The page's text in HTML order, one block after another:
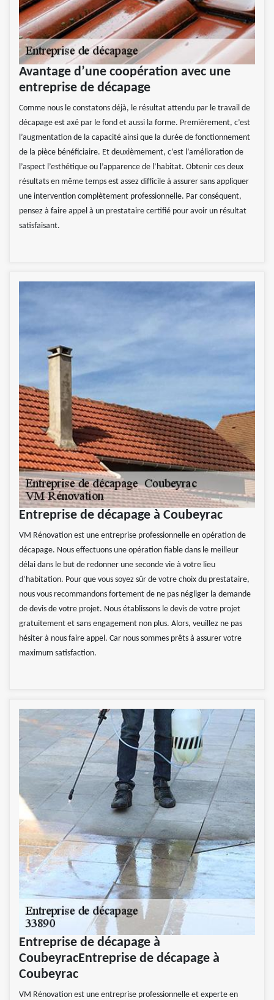
Avantage d’une coopération avec une
entreprise de décapage
Comme nous le constatons déjà, le résultat attendu par le travail de
décapage est axé par le fond et aussi la forme. Premièrement, c’est
l’augmentation de la capacité ainsi que la durée de fonctionnement
de la pièce bénéficiaire. Et deuxièmement, c’est l’amélioration de
l’aspect l’esthétique ou l’apparence de l’habitat. Obtenir ces deux
résultats en même temps est assez difficile à assurer sans appliquer
une intervention complètement professionnelle. Par conséquent,
pensez à faire appel à un prestataire certifié pour avoir un résultat
satisfaisant.
Entreprise de décapage à Coubeyrac
VM Rénovation est une entreprise professionnelle en opération de
décapage. Nous effectuons une opération fiable dans le meilleur
délai dans le but de redonner une seconde vie à votre lieu
d’habitation. Pour que vous soyez sûr de votre choix du prestataire,
nous vous recommandons fortement de ne pas négliger la demande
de devis de votre projet. Nous établissons le devis de votre projet
gratuitement et sans engagement non plus. Alors, veuillez ne pas
hésiter à nous faire appel. Car nous sommes prêts à assurer votre
maximum satisfaction.
Entreprise de décapage à
CoubeyracEntreprise de décapage à
Coubeyrac
VM Rénovation est une entreprise professionnelle et experte en